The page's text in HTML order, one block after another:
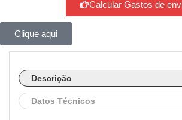
Calcular Gastos de
Clique aqui
Descrição
Datos Técnicos